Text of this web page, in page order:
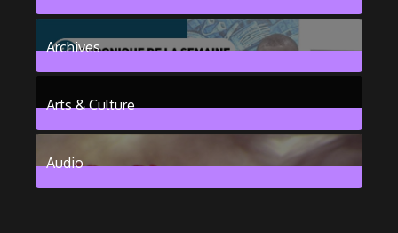
376Posts
Archives
Arts & Culture
6Posts
Audio